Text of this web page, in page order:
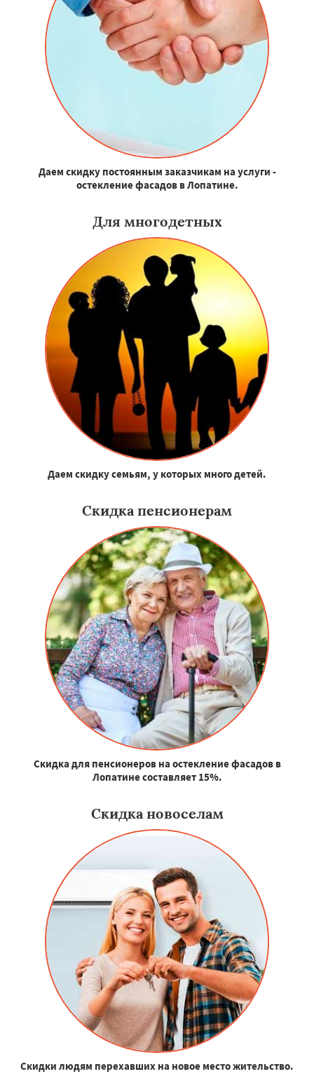
Даем скидку постоянным заказчикам на услуги -
остекление фасадов в Лопатине.
Для многодетных
Даем скидку семьям, у которых много детей.
Скидка пенсионерам
Скидка для пенсионеров на остекление фасадов в
Лопатине составляет 15%.
Скидка новоселам
Скидки людям перехавших на новое место жительство.